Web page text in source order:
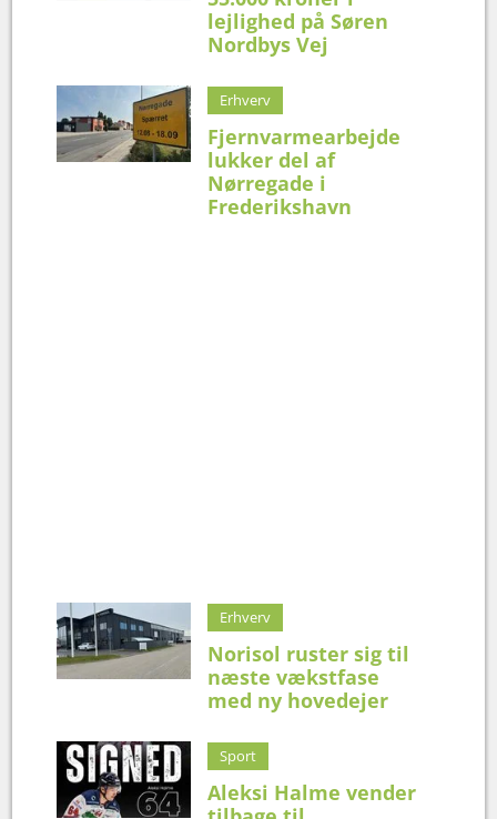
lejlighed på Søren
Nordbys Vej
Erhverv
Fjernvarmearbejde
lukker del af
Nørregade i
Frederikshavn
Erhverv
Norisol ruster sig til
næste vækstfase
med ny hovedejer
Sport
Aleksi Halme vender